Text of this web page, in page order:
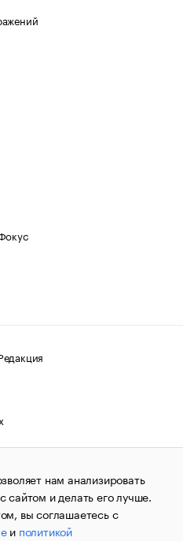
авторских прав
1995–2026.Сообщения
агентства «РБК»
службой по надзору в сфере
и массовых
за номером ИА
нам анализировать
сайтом и делать его лучше.
вы соглашаетесь с
и политикой